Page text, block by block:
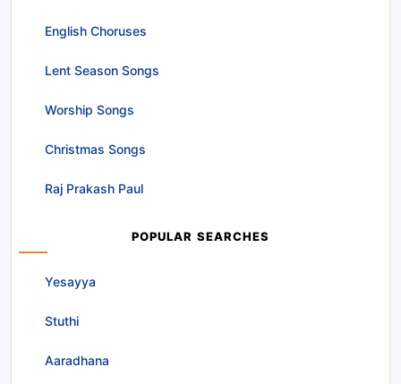
English Choruses
Lent Season Songs
Worship Songs
Christmas Songs
Raj Prakash Paul
POPULAR SEARCHES
Yesayya
Stuthi
Aaradhana